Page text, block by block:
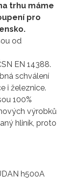
trhu máme
pro
od
EN 14388.
schválení
i železnice.
100%
výrobků
hliník, proto
h500A